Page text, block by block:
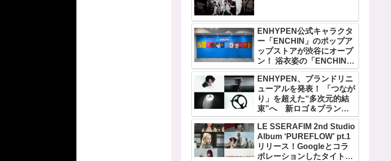
ENHYPEN公式キャラクタ
ー「ENCHIN」のポップア
ップストアが渋谷にオープ
ン！ 浴衣姿の「ENCHIN」
が登場
ENHYPEN、ブランドリニ
ューアルを発表！ 「つなが
り」を超えた“多次元的結
束”へ 新ロゴ＆ブランド
フィルム公開
LE SSERAFIM 2nd Studio
Album ‘PUREFLOW’ pt.1
リリース！Googleとコラ
ボレーションしたタイトル